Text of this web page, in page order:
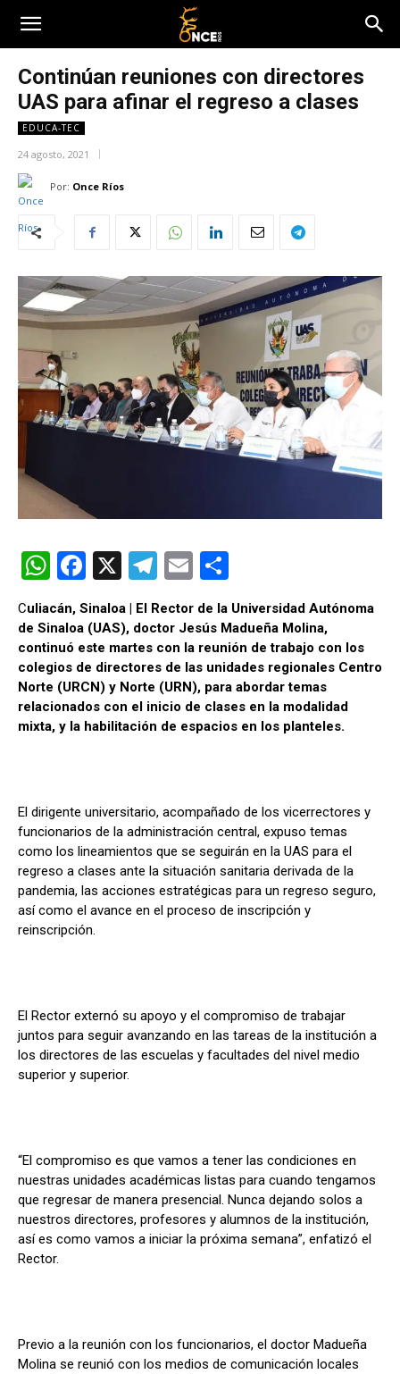
Continúan reuniones con directores
UAS para afinar el regreso a clases
EDUCA-TEC
24 agosto, 2021
Por: Once Ríos
W
h
at
s
A
p
p
F
a
ce
b
o
o
k
X
T
el
e
gr
a
m
E
m
ail
o
m
p
ar
tir
Culiacán, Sinaloa | El Rector de la Universidad Autónoma
de Sinaloa (UAS), doctor Jesús Madueña Molina,
continuó este martes con la reunión de trabajo con los
colegios de directores de las unidades regionales Centro
Norte (URCN) y Norte (URN), para abordar temas
relacionados con el inicio de clases en la modalidad
mixta, y la habilitación de espacios en los planteles.
El dirigente universitario, acompañado de los vicerrectores y
funcionarios de la administración central, expuso temas
como los lineamientos que se seguirán en la UAS para el
regreso a clases ante la situación sanitaria derivada de la
pandemia, las acciones estratégicas para un regreso seguro,
así como el avance en el proceso de inscripción y
reinscripción.
El Rector externó su apoyo y el compromiso de trabajar
juntos para seguir avanzando en las tareas de la institución a
los directores de las escuelas y facultades del nivel medio
superior y superior.
“El compromiso es que vamos a tener las condiciones en
nuestras unidades académicas listas para cuando tengamos
que regresar de manera presencial. Nunca dejando solos a
nuestros directores, profesores y alumnos de la institución,
así es como vamos a iniciar la próxima semana”, enfatizó el
Rector.
Previo a la reunión con los funcionarios, el doctor Madueña
Molina se reunió con los medios de comunicación locales